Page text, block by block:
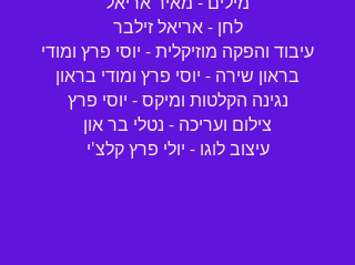
לחן - אריאל זילבר
עיבוד והפקה מוזיקלית - יוסי פרץ ומודי
בראון שירה - יוסי פרץ ומודי בראון
נגינה הקלטות ומיקס - יוסי פרץ
צילום ועריכה - נטלי בר און
עיצוב לוגו - יולי פרץ קלצ'י